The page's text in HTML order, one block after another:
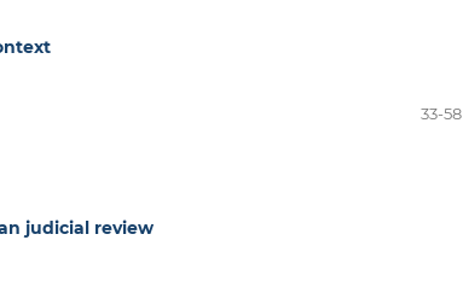
33-58
judicial review